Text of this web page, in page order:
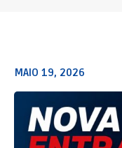
MAIO 19, 2026